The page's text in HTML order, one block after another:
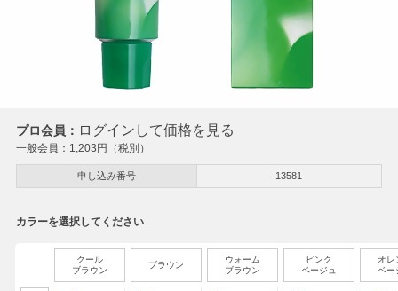
プロ会員： ログインして価格を見る
一般会員： 1,203円（税別）
申し込み番号 13581
カラーを選択してください
クール
ブラウン
ブラウン
ウォーム
ブラウン
ピンク
ベージュ
オレ
ベー